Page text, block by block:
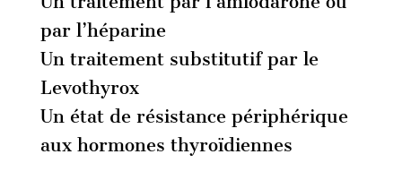
par l’héparine
Un traitement substitutif par le
Levothyrox
Un état de résistance périphérique
aux hormones thyroïdiennes